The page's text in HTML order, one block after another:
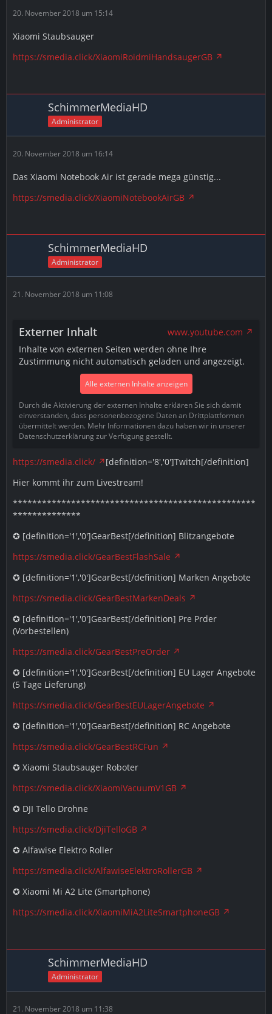
20. November 2018 um 15:14
Xiaomi Staubsauger
https://smedia.click/XiaomiRoidmiHandsaugerGB
SchimmerMediaHD
Administrator
20. November 2018 um 16:14
Das Xiaomi Notebook Air ist gerade mega günstig...
https://smedia.click/XiaomiNotebookAirGB
SchimmerMediaHD
Administrator
21. November 2018 um 11:08
Externer Inhalt
www.youtube.com
Inhalte von externen Seiten werden ohne Ihre
Zustimmung nicht automatisch geladen und angezeigt.
Alle externen Inhalte anzeigen
Durch die Aktivierung der externen Inhalte erklären Sie sich damit
einverstanden, dass personenbezogene Daten an Drittplattformen
übermittelt werden. Mehr Informationen dazu haben wir in unserer
Datenschutzerklärung zur Verfügung gestellt.
https://smedia.click/
[definition='8','0']Twitch[/definition]
Hier kommt ihr zum Livestream!
**************************************************
**************
✪ [definition='1','0']GearBest[/definition] Blitzangebote
https://smedia.click/GearBestFlashSale
✪ [definition='1','0']GearBest[/definition] Marken Angebote
https://smedia.click/GearBestMarkenDeals
✪ [definition='1','0']GearBest[/definition] Pre Prder
(Vorbestellen)
https://smedia.click/GearBestPreOrder
✪ [definition='1','0']GearBest[/definition] EU Lager Angebote
(5 Tage Lieferung)
https://smedia.click/GearBestEULagerAngebote
✪ [definition='1','0']GearBest[/definition] RC Angebote
https://smedia.click/GearBestRCFun
✪ Xiaomi Staubsauger Roboter
https://smedia.click/XiaomiVacuumV1GB
✪ DJI Tello Drohne
https://smedia.click/DjiTelloGB
✪ Alfawise Elektro Roller
https://smedia.click/AlfawiseElektroRollerGB
✪ Xiaomi Mi A2 Lite (Smartphone)
https://smedia.click/XiaomiMiA2LiteSmartphoneGB
SchimmerMediaHD
Administrator
21. November 2018 um 11:38